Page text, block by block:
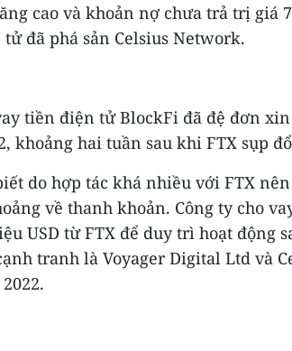
cao và khoản nợ chưa trả trị giá
đã phá sản Celsius Network.
tiền điện tử BlockFi đã đệ đơn
khoảng hai tuần sau khi FTX sụp
do hợp tác khá nhiều với FTX
về thanh khoản. Công ty cho
USD từ FTX để duy trì hoạt động
tranh là Voyager Digital Ltd và